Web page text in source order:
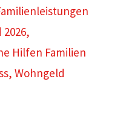
,
Hilfen Familien
, Wohngeld